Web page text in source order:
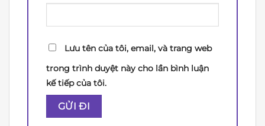
Lưu tên của tôi, email, và trang web
trong trình duyệt này cho lần bình luận
kế tiếp của tôi.